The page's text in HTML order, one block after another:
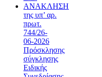
ΑΝΑΚΛΗΣΗ
της υπ’ αρ.
πρωτ.
744/26-
06-2026
Πρόσκλησης
σύγκλησης
Ειδικής